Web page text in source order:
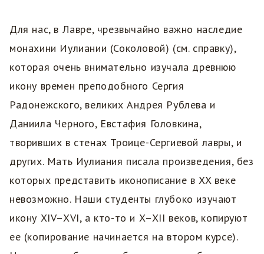
Для нас, в Лавре, чрезвычайно важно наследие
монахини Иулиании (Соколовой) (см. справку),
которая очень внимательно изучала древнюю
икону времен преподобного Сергия
Радонежского, великих Андрея Рублева и
Даниила Черного, Евстафия Головкина,
творивших в стенах Троице-Сергиевой лавры, и
других. Мать Иулиания писала произведения, без
которых представить иконописание в XX веке
невозможно. Наши студенты глубоко изучают
икону XIV–XVI, а кто-то и X–XII веков, копируют
ее (копирование начинается на втором курсе).